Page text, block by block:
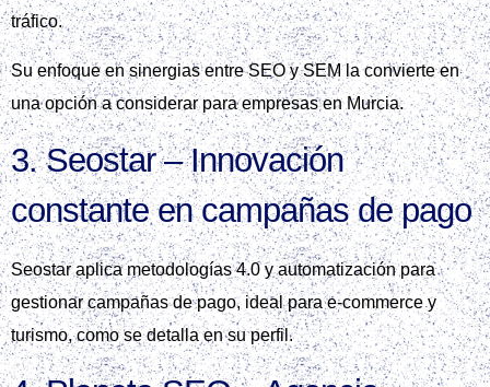
tráfico.
Su enfoque en sinergias entre SEO y SEM la convierte en
una opción a considerar para empresas en Murcia.
3. Seostar – Innovación
constante en campañas de pago
Seostar aplica metodologías 4.0 y automatización para
gestionar campañas de pago, ideal para e‑commerce y
turismo, como se detalla en su perfil.